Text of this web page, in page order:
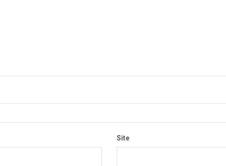
Site